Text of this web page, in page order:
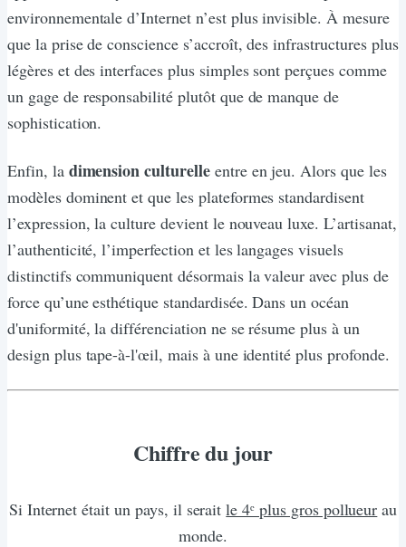
environnementale d’Internet n’est plus invisible. À mesure
que la prise de conscience s’accroît, des infrastructures plus
légères et des interfaces plus simples sont perçues comme
un gage de responsabilité plutôt que de manque de
sophistication.
Enfin, la dimension culturelle entre en jeu. Alors que les
modèles dominent et que les plateformes standardisent
l’expression, la culture devient le nouveau luxe. L’artisanat,
l’authenticité, l’imperfection et les langages visuels
distinctifs communiquent désormais la valeur avec plus de
force qu’une esthétique standardisée. Dans un océan
d'uniformité, la différenciation ne se résume plus à un
design plus tape-à-l'œil, mais à une identité plus profonde.
Chiffre du jour
Si Internet était un pays, il seraitle 4ᵉ plus gros pollueur au
monde.